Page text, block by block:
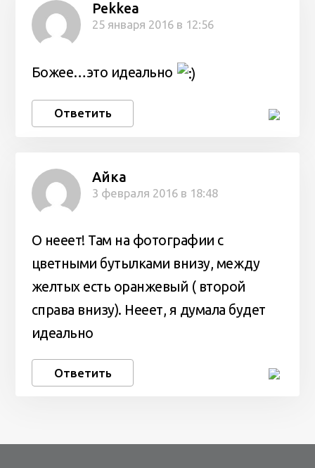
Pekkea
25 января 2016 в 12:56
Божее…это идеально
Ответить
Айка
3 февраля 2016 в 18:48
О нееет! Там на фотографии с
цветными бутылками внизу, между
желтых есть оранжевый ( второй
справа внизу). Нееет, я думала будет
идеально
Ответить